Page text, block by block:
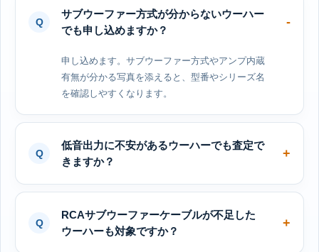
サブウーファー方式が分からないウーハー
でも申し込めますか？
申し込めます。サブウーファー方式やアンプ内蔵
有無が分かる写真を添えると、型番やシリーズ名
を確認しやすくなります。
低音出力に不安があるウーハーでも査定で
きますか？
RCAサブウーファーケーブルが不足した
ウーハーも対象ですか？